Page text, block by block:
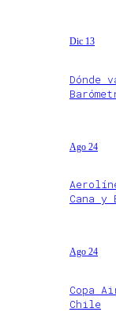
Dic 13
Dónde
Ago 24
Cana y
Ago 24
Copa
Chile